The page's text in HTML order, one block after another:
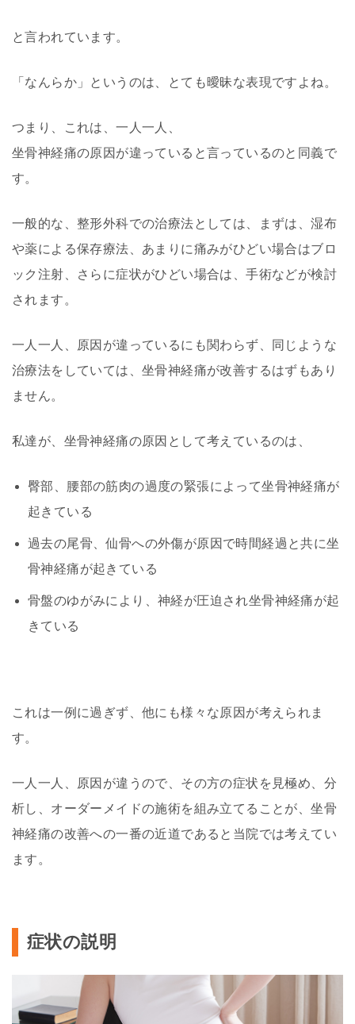
と言われています。
「なんらか」というのは、とても曖昧な表現ですよね。
つまり、これは、一人一人、
坐骨神経痛の原因が違っていると言っているのと同義で
す。
一般的な、整形外科での治療法としては、まずは、湿布
や薬による保存療法、あまりに痛みがひどい場合はブロ
ック注射、さらに症状がひどい場合は、手術などが検討
されます。
一人一人、原因が違っているにも関わらず、同じような
治療法をしていては、坐骨神経痛が改善するはずもあり
ません。
私達が、坐骨神経痛の原因として考えているのは、
臀部、腰部の筋肉の過度の緊張によって坐骨神経痛が
起きている
過去の尾骨、仙骨への外傷が原因で時間経過と共に坐
骨神経痛が起きている
骨盤のゆがみにより、神経が圧迫され坐骨神経痛が起
きている
これは一例に過ぎず、他にも様々な原因が考えられま
す。
一人一人、原因が違うので、その方の症状を見極め、分
析し、オーダーメイドの施術を組み立てることが、坐骨
神経痛の改善への一番の近道であると当院では考えてい
ます。
症状の説明